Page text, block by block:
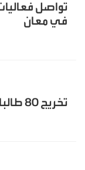
تواصل
في معان
تخريج 80 طالبا من دار القرآن الكريم في الزرقاء